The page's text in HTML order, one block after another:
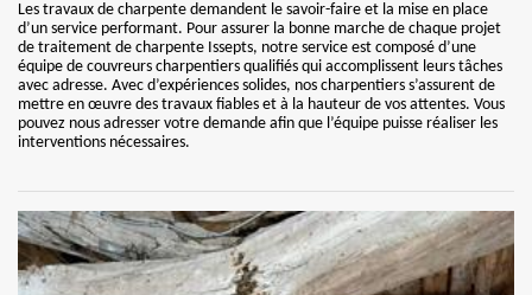
Les travaux de charpente demandent le savoir-faire et la mise en place
d’un service performant. Pour assurer la bonne marche de chaque projet
de traitement de charpente Issepts, notre service est composé d’une
équipe de couvreurs charpentiers qualifiés qui accomplissent leurs tâches
avec adresse. Avec d’expériences solides, nos charpentiers s’assurent de
mettre en œuvre des travaux fiables et à la hauteur de vos attentes. Vous
pouvez nous adresser votre demande afin que l’équipe puisse réaliser les
interventions nécessaires.